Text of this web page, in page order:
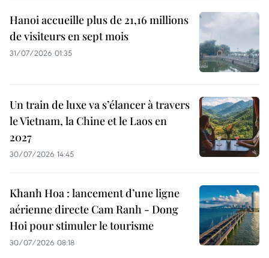
Hanoi accueille plus de 21,16 millions
de visiteurs en sept mois ​
31/07/2026 01:35
Un train de luxe va s’élancer à travers
le Vietnam, la Chine et le Laos en
2027
30/07/2026 14:45
Khanh Hoa : lancement d’une ligne
aérienne directe Cam Ranh - Dong
Hoi pour stimuler le tourisme
30/07/2026 08:18